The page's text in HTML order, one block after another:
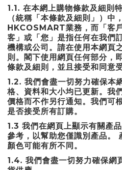
1.1. 在本網上購物條款及細則
（統稱「本條款及細則」）中
HKCOSMART業務，而「客
客」或「您」是指任何在我們
機構或公司。請在使用本網頁
則。閣下使用網頁任何部分，
條款及細則，並且接受和同意
1.2. 我們會盡一切努力確保本
格、資料和大小均已更新。我
價格而不作另行通知。我們可
是否接受所有訂購。
1.3 我們在網頁上顯示有關產
參考，以幫助您僅識別產品。
顏色可能有所不同。
1.4. 我們會盡一切努力確保網